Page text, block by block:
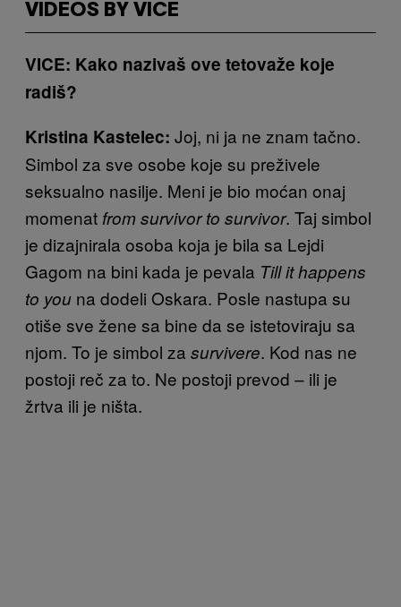
VIDEOS BY VICE
VICE: Kako nazivaš ove tetovaže koje
radiš?
Kristina Kastelec: Joj, ni ja ne znam tačno.
Simbol za sve osobe koje su preživele
seksualno nasilje. Meni je bio moćan onaj
momenat from survivor to survivor. Taj simbol
je dizajnirala osoba koja je bila sa Lejdi
Gagom na bini kada je pevala Till it happens
to you na dodeli Oskara. Posle nastupa su
otiše sve žene sa bine da se istetoviraju sa
njom. To je simbol za survivere. Kod nas ne
postoji reč za to. Ne postoji prevod – ili je
žrtva ili je ništa.